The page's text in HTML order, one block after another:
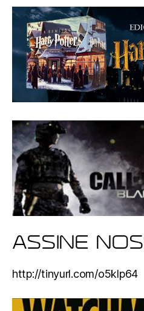
ASSINE
http://tinyurl.com/o5klp64